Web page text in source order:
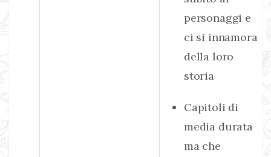
personaggi e
ci si innamora
della loro
storia
Capitoli di
media durata
ma che